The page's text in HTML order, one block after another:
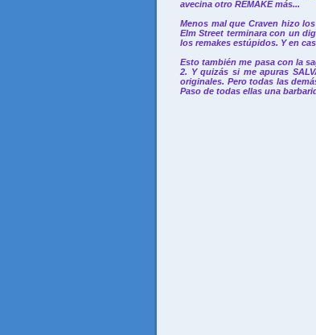
avecina otro REMAKE más...
Menos mal que Craven hizo
Elm Street terminara con un
los remakes estúpidos. Y en
Esto también me pasa con la
2. Y quizás si me apuras
originales. Pero todas las
Paso de todas ellas una